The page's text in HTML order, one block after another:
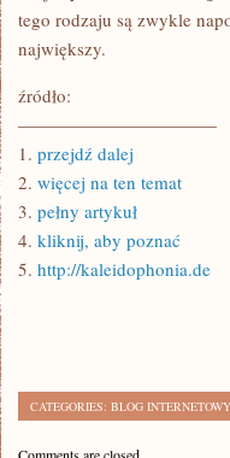
tego rodzaju są zwykle
największy.
źródło:
———————————
1. przejdź dalej
2. więcej na ten temat
3. pełny artykuł
4. kliknij, aby poznać
5. http://kaleidophonia.de
CATEGORIES: BLOG INTERNETOWY